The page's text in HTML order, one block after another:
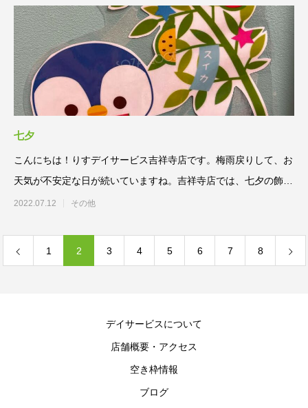
七夕
こんにちは！りすデイサービス吉祥寺店です。梅雨戻りして、お
天気が不安定な日が続いていますね。吉祥寺店では、七夕の飾り
付けを
2022.07.12 その他
1 2 3 4 5 6 7 8
デイサービスについて
店舗概要・アクセス
空き枠情報
ブログ